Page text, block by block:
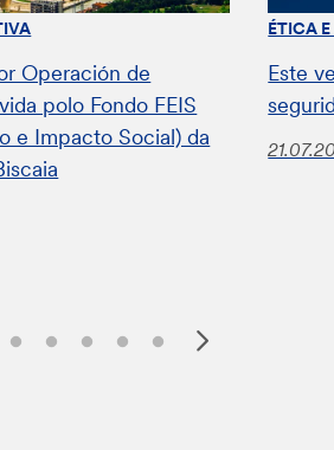
Operación de
polo Fondo FEIS
e Impacto Social) da
ÉTICA
Este